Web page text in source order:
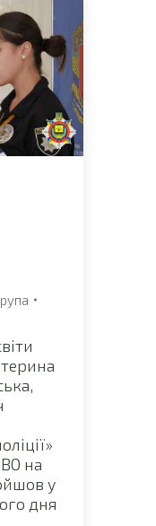
на
у
дня